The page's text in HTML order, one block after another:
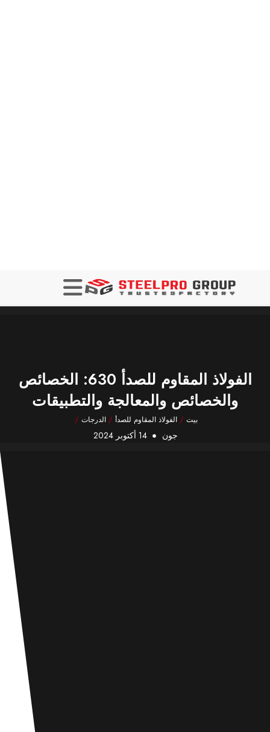
الفولاذ المقاوم للصدأ 630: الخصائص
والخصائص والمعالجة والتطبيقات
بيت / الفولاذ المقاوم للصدأ / الدرجات /
جون 14 أكتوبر 2024